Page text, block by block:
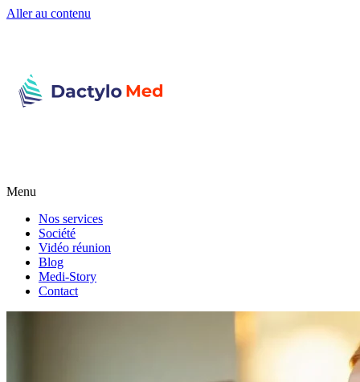
Aller au contenu
Menu
Nos services
Société
Vidéo réunion
Blog
Medi-Story
Contact